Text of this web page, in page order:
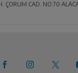
ÇORUM CAD. NO:70